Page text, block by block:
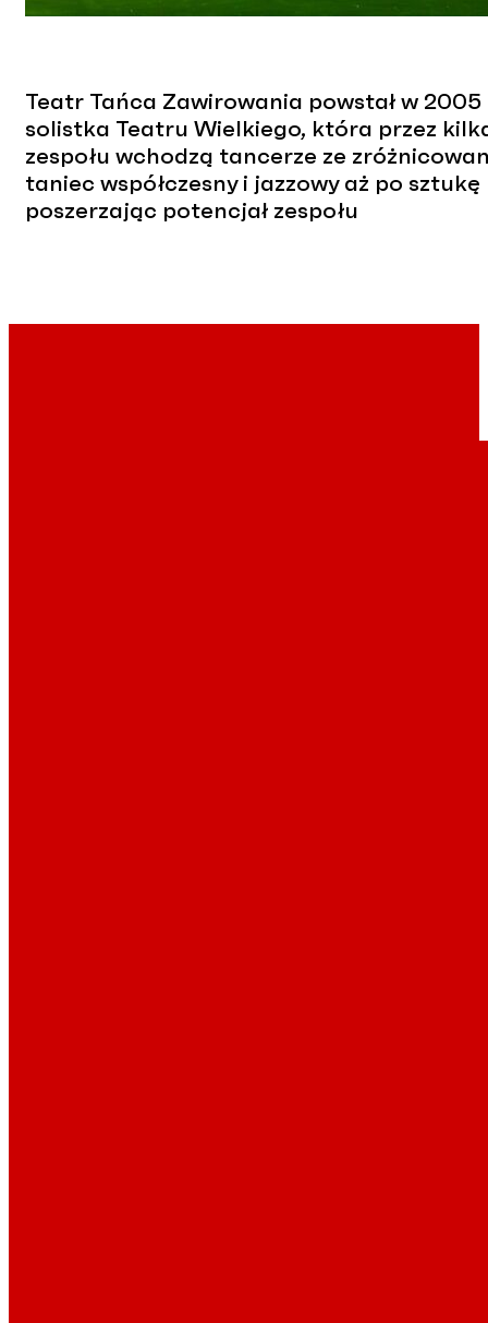
Teatr Tańca Zawirowania powstał w
solistka Teatru Wielkiego, która przez
zespołu wchodzą tancerze ze
taniec współczesny i jazzowy aż po
poszerzając potencjał zespołu